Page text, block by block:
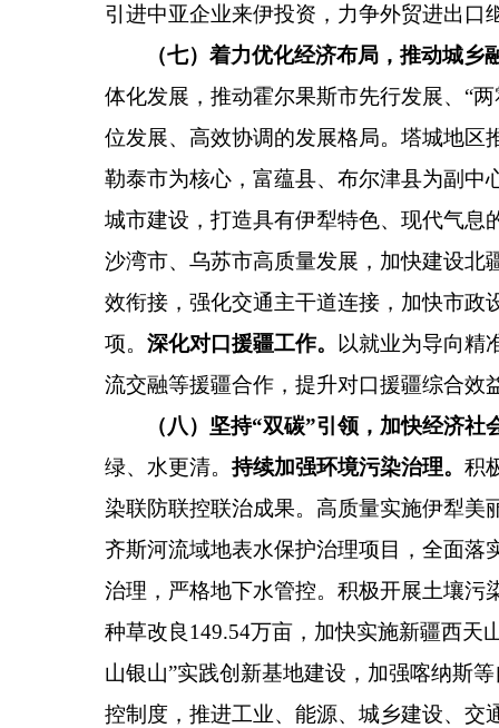
引进中亚企业来伊投资，力争外贸进出口
（七）着力优化经济布局，推动城乡
体化发展，推动霍尔果斯市先行发展、 “两
位发展、高效协调的发展格局。塔城地区
勒泰市为核心，富蕴县、布尔津县为副中
城市建设，打造具有伊犁特色、现代气息
沙湾市、乌苏市高质量发展，加快建设北
效衔接，强化交通主干道连接，加快市政
项。 深化对口援疆工作。
以就业为导向精
流交融等援疆合作，提升对口援疆综合效
（八）坚持“双碳”引领，加快经济社
绿、水更清。 持续加强环境污染治理。 积
染联防联控联治成果。高质量实施伊犁美
齐斯河流域地表水保护治理项目，全面落
治理，严格地下水管控。积极开展土壤污
种草改良149.54万亩 ，加快实施新疆西天
山银山”实践创新基地建设，加强喀纳斯
控制度，推进工业、能源、城乡建设、交